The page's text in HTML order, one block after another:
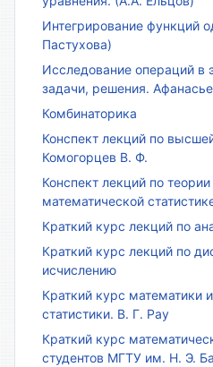
Интегрирование функций
Пастухова)
Исследование операций в
задачи, решения.
Комбинаторика
Конспект лекций по
Комогорцев В. Ф.
Конспект лекций по
математической
Краткий курс лекций по
Краткий курс лекций по
исчислению
Краткий курс математики
статистики. В. Г. Рау
Краткий курс
студентов МГТУ им. Н. Э.